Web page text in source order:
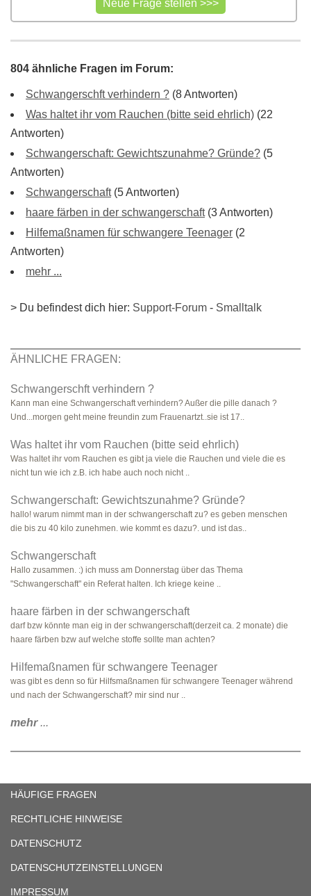
804 ähnliche Fragen im Forum:
Schwangerschft verhindern ? (8 Antworten)
Was haltet ihr vom Rauchen (bitte seid ehrlich) (22
Antworten)
Schwangerschaft: Gewichtszunahme? Gründe? (5
Antworten)
Schwangerschaft(5 Antworten)
haare färben in der schwangerschaft(3 Antworten)
Hilfemaßnamen für schwangere Teenager (2
Antworten)
mehr ...
> Du befindest dich hier: Support-Forum - Smalltalk
ÄHNLICHE FRAGEN:
Schwangerschft verhindern ?
Kann man eine Schwangerschaft verhindern? Außer die pille danach ?
Und...morgen geht meine freundin zum Frauenartzt..sie ist 17..
Was haltet ihr vom Rauchen (bitte seid ehrlich)
Was haltet ihr vom Rauchen es gibt ja viele die Rauchen und viele die es
nicht tun wie ich z.B. ich habe auch noch nicht ..
Schwangerschaft: Gewichtszunahme? Gründe?
hallo! warum nimmt man in der schwangerschaft zu? es geben menschen
die bis zu 40 kilo zunehmen. wie kommt es dazu?. und ist das..
Schwangerschaft
Hallo zusammen. :) ich muss am Donnerstag über das Thema
"Schwangerschaft" ein Referat halten. Ich kriege keine ..
haare färben in der schwangerschaft
darf bzw könnte man eig in der schwangerschaft(derzeit ca. 2 monate) die
haare färben bzw auf welche stoffe sollte man achten?
Hilfemaßnamen für schwangere Teenager
was gibt es denn so für Hilfsmaßnamen für schwangere Teenager während
und nach der Schwangerschaft? mir sind nur ..
mehr...
HÄUFIGE FRAGEN
RECHTLICHE HINWEISE
DATENSCHUTZ
DATENSCHUTZEINSTELLUNGEN
IMPRESSUM